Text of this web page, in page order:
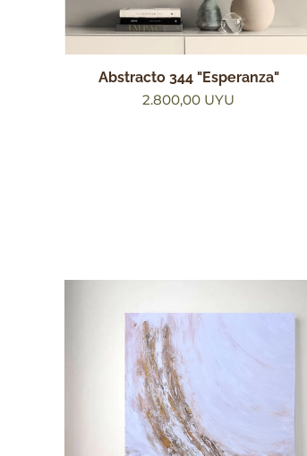
Abstracto 344 "Esperanza"
2.800,00 UYU